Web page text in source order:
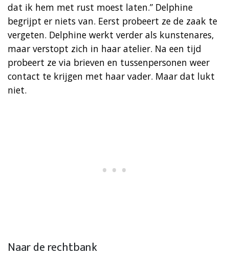
dat ik hem met rust moest laten.” Delphine
begrijpt er niets van. Eerst probeert ze de zaak te
vergeten. Delphine werkt verder als kunstenares,
maar verstopt zich in haar atelier. Na een tijd
probeert ze via brieven en tussenpersonen weer
contact te krijgen met haar vader. Maar dat lukt
niet.
Naar de rechtbank